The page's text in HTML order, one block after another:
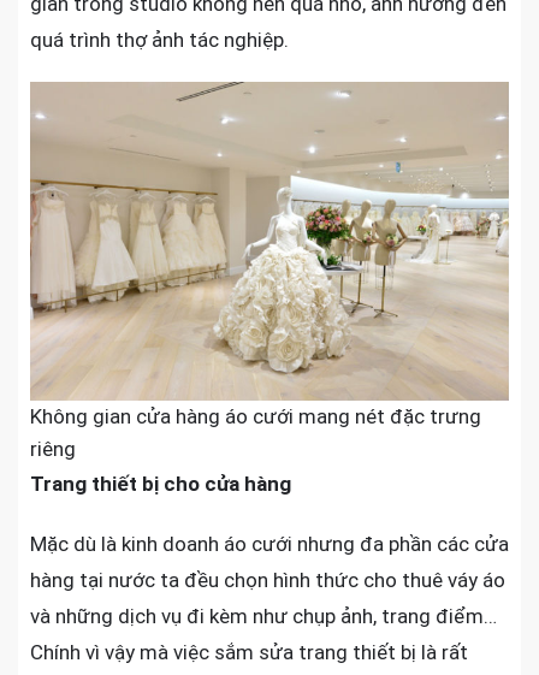
quá trình thợ ảnh tác nghiệp.
Không gian cửa hàng áo cưới mang nét đặc trưng
riêng
Trang thiết bị cho cửa hàng
Mặc dù là kinh doanh áo cưới nhưng đa phần các cửa
hàng tại nước ta đều chọn hình thức cho thuê váy áo
và những dịch vụ đi kèm như chụp ảnh, trang điểm…
Chính vì vậy mà việc sắm sửa trang thiết bị là rất